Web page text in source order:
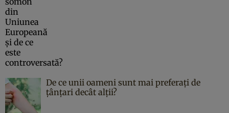
De ce unii oameni sunt mai preferați de
țânțari decât alții?